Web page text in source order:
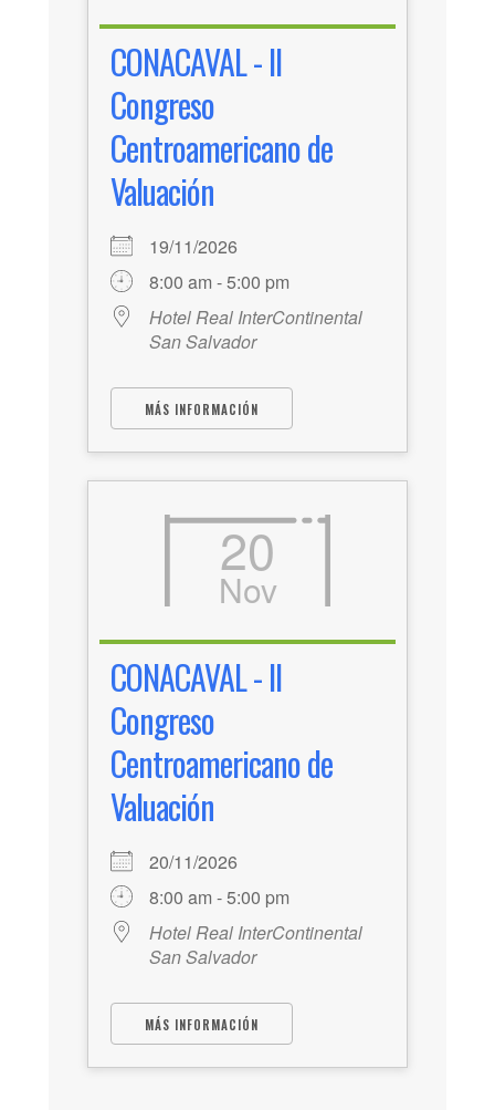
CONACAVAL - II
Congreso
Centroamericano de
Valuación
19/11/2026
8:00 am - 5:00 pm
Hotel Real InterContinental
San Salvador
MÁS INFORMACIÓN
20
Nov
CONACAVAL - II
Congreso
Centroamericano de
Valuación
20/11/2026
8:00 am - 5:00 pm
Hotel Real InterContinental
San Salvador
MÁS INFORMACIÓN